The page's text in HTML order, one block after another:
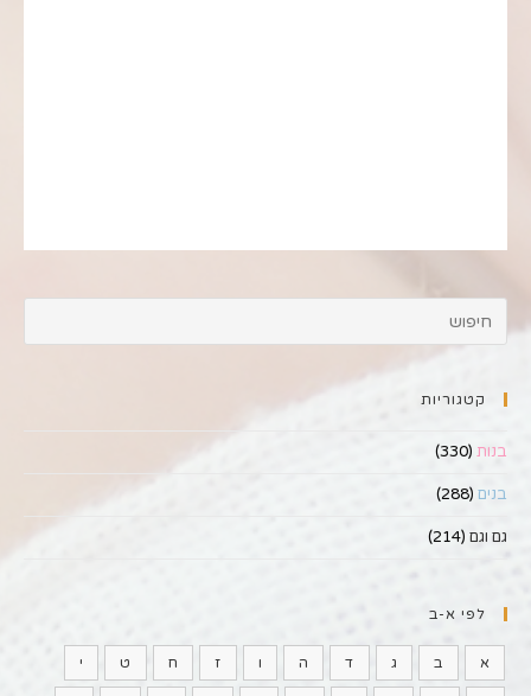
קטגוריות
בנות (330)
בנים (288)
גם וגם (214)
לפי א-ב
א ב ג ד ה ו ז ח ט י